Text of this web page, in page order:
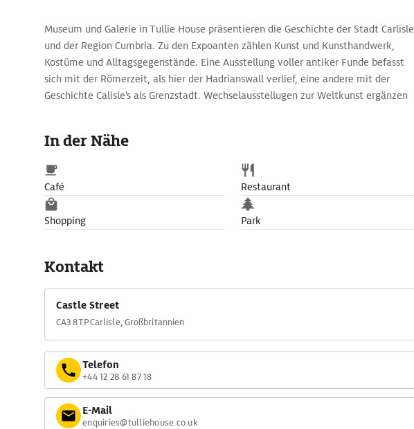
Museum und Galerie in Tullie House präsentieren die Geschichte der Stadt Carlisle
und der Region Cumbria. Zu den Expoanten zählen Kunst und Kunsthandwerk,
Kostüme und Alltagsgegenstände. Eine Ausstellung voller antiker Funde befasst
sich mit der Römerzeit, als hier der Hadrianswall verlief, eine andere mit der
Geschichte Calisle's als Grenzstadt. Wechselausstellugen zur Weltkunst ergänzen
In der Nähe
Café Restaurant
Shopping Park
Kontakt
Castle Street
CA3 8TP Carlisle, Großbritannien
Telefon
+44 12 28 61 87 18
E-Mail
enquiries@tulliehouse.co.uk